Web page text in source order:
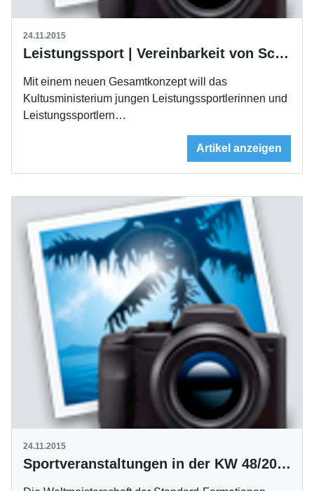
24.11.2015
Leistungssport | Vereinbarkeit von Schule und Spitzensport
Mit einem neuen Gesamtkonzept will das
Kultusministerium jungen Leistungssportlerinnen und
Leistungssportlern…
Artikel anzeigen
24.11.2015
Sportveranstaltungen in der KW 48/2015